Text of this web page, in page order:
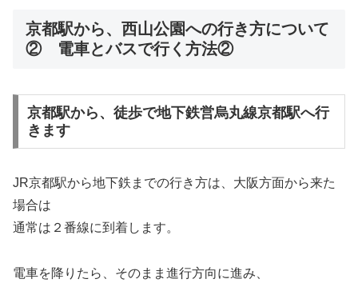
京都駅から、西山公園への行き方について
② 電車とバスで行く方法②
京都駅から、徒歩で地下鉄営烏丸線京都駅へ行
きます
JR京都駅から地下鉄までの行き方は、大阪方面から来た
場合は
通常は２番線に到着します。
電車を降りたら、そのまま進行方向に進み、